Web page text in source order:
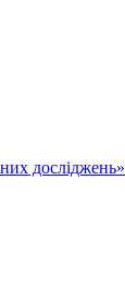
досліджень»